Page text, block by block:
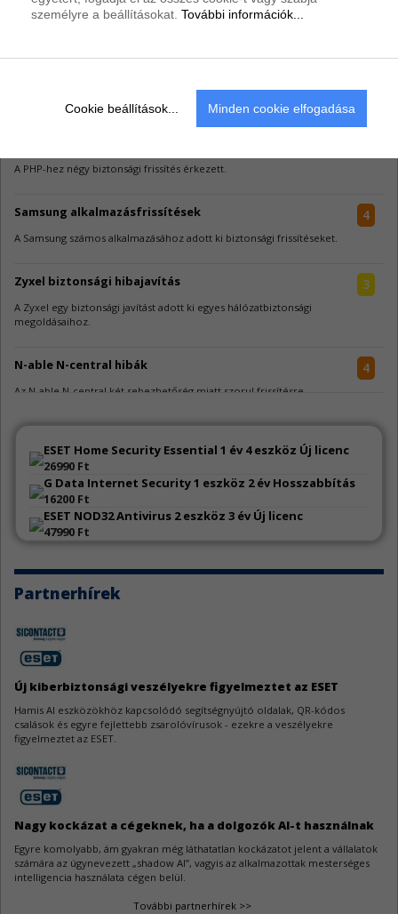
Riasztások
A PHP-hez négy biztonsági frissítés érkezett.
4
Samsung alkalmazásfrissítések
A Samsung számos alkalmazásához adott ki biztonsági frissítéseket.
3
Zyxel biztonsági hibajavítás
A Zyxel egy biztonsági javítást adott ki egyes hálózatbiztonsági
megoldásaihoz.
4
N-able N-central hibák
Az N-able N-central két sebezhetőség miatt szorul frissítésre.
A Go jelentős mennyiségű sebezhetőség miatt kapott frissítést.
WeeChat sebezhetőségek
A WeeChat kapcsán három biztonsági hiba látott napvilágot.
3
AutoCAD sebezhetőségek
Az Autodesk AutoCAD szoftverek három biztonsági javítást kaptak.
Apache Tomcat biztonsági hiba
Az Apache Tomcat egy közepes veszélyességű hiba miatt kapott frissítést.
OpenVPN Server sérülékenységek
Az OpenVPN Server fejlesztői hat biztonsági résről adtak tájékoztatást.
Samba sérülékenységek
A Samba féltucat sebezhetőségre kapott gyógymódot.
ESET Home Security Essential 1 év 4 eszköz Új licenc
26990 Ft
G Data Internet Security 1 eszköz 2 év Hosszabbítás
16200 Ft
ESET NOD32 Antivirus 2 eszköz 3 év Új licenc
47990 Ft
Partnerhírek
Új kiberbiztonsági veszélyekre figyelmeztet az ESET
Hamis AI eszközökhöz kapcsolódó segítségnyújtó oldalak, QR-kódos
csalások és egyre fejlettebb zsarolóvírusok - ezekre a veszélyekre
figyelmeztet az ESET.
Nagy kockázat a cégeknek, ha a dolgozók AI-t használnak
Egyre komolyabb, ám gyakran még láthatatlan kockázatot jelent a vállalatok
számára az úgynevezett „shadow AI”, vagyis az alkalmazottak mesterséges
intelligencia használata cégen belül.
További partnerhírek >>
személyre a beállításokat. További információk...
Cookie beállítások... Minden cookie elfogadása